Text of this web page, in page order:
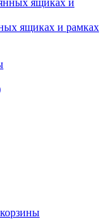
ящиках и рамках